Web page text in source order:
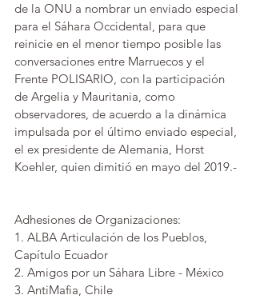
de la ONU a nombrar un enviado especial
para el Sáhara Occidental, para que
reinicie en el menor tiempo posible las
conversaciones entre Marruecos y el
Frente POLISARIO, con la participación
de Argelia y Mauritania, como
observadores, de acuerdo a la dinámica
impulsada por el último enviado especial,
el ex presidente de Alemania, Horst
Koehler, quien dimitió en mayo del 2019.-
Adhesiones de Organizaciones:
1. ALBA Articulación de los Pueblos,
Capítulo Ecuador
2. Amigos por un Sáhara Libre - México
3. AntiMafia, Chile